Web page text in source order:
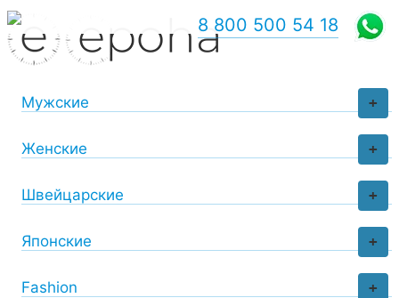
+
Мужские
+
Женские
+
Швейцарские
+
Японские
+
Fashion
8 800 500 54 18